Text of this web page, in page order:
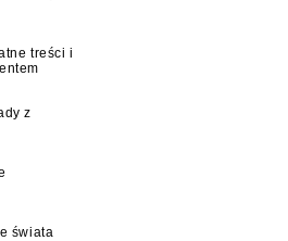
treści i
z
świata